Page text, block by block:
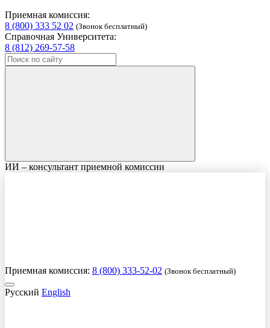
Приемная комиссия:
8 (800) 333 52 02 (Звонок бесплатный)
Справочная Университета:
8 (812) 269-57-58
ИИ – консультант приемной комиссии
Приемная комиссия: 8 (800) 333-52-02 (Звонок бесплатный)
Русский English